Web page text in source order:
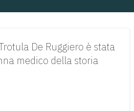
De Ruggiero è stata
medico della storia